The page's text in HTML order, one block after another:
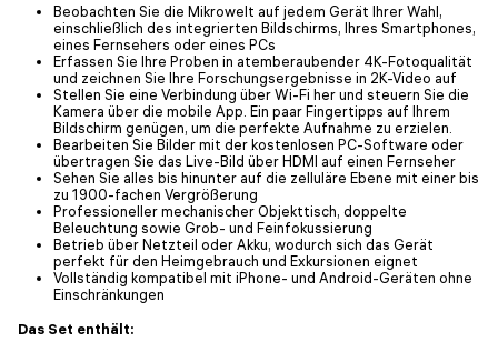
Beobachten Sie die Mikrowelt auf jedem Gerät Ihrer Wahl,
einschließlich des integrierten Bildschirms, Ihres Smartphones,
eines Fernsehers oder eines PCs
Erfassen Sie Ihre Proben in atemberaubender 4K-Fotoqualität
und zeichnen Sie Ihre Forschungsergebnisse in 2K-Video auf
Stellen Sie eine Verbindung über Wi-Fi her und steuern Sie die
Kamera über die mobile App. Ein paar Fingertipps auf Ihrem
Bildschirm genügen, um die perfekte Aufnahme zu erzielen.
Bearbeiten Sie Bilder mit der kostenlosen PC-Software oder
übertragen Sie das Live-Bild über HDMI auf einen Fernseher
Sehen Sie alles bis hinunter auf die zelluläre Ebene mit einer bis
zu 1900-fachen Vergrößerung
Professioneller mechanischer Objekttisch, doppelte
Beleuchtung sowie Grob- und Feinfokussierung
Betrieb über Netzteil oder Akku, wodurch sich das Gerät
perfekt für den Heimgebrauch und Exkursionen eignet
Vollständig kompatibel mit iPhone- und Android-Geräten ohne
Einschränkungen
Das Set enthält: